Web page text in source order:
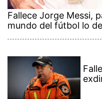
Fallece Jorge Messi,
mundo del fútbol lo